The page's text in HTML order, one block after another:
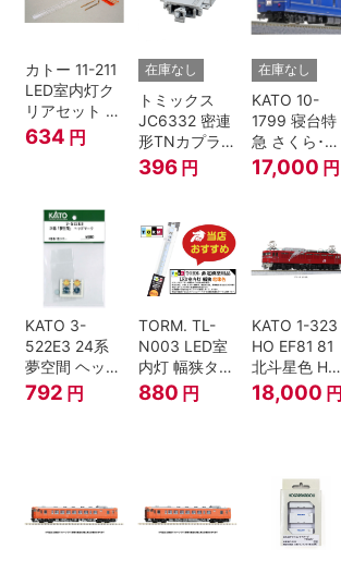
カトー 11-211
LED室内灯ク
リアセット N
ゲージ
634 円
在庫なし
トミックス
JC6332 密連
形TNカプラー
(SPグレー電
連付・211系)
396 円
在庫なし
KATO 10-
1799 寝台特
急 さくら･は
やぶさ/富士
24系 9両セッ
17,000 円
KATO 3-
522E3 24系
夢空間 ヘッド
マーク 4種各1
792 円
TORM. TL-
N003 LED室
内灯 幅狭タイ
プ・電球色 1
本 鉄道模型
880 円
KATO 1-323
HO EF81 81
北斗星色 HO
ゲージ
18,000 円